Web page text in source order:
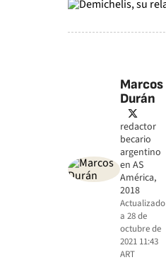
Marcos
Durán
twitter
redactor
becario
argentino
en AS
América,
2018
Actualizado
a 28 de
octubre de
2021 11:43
ART